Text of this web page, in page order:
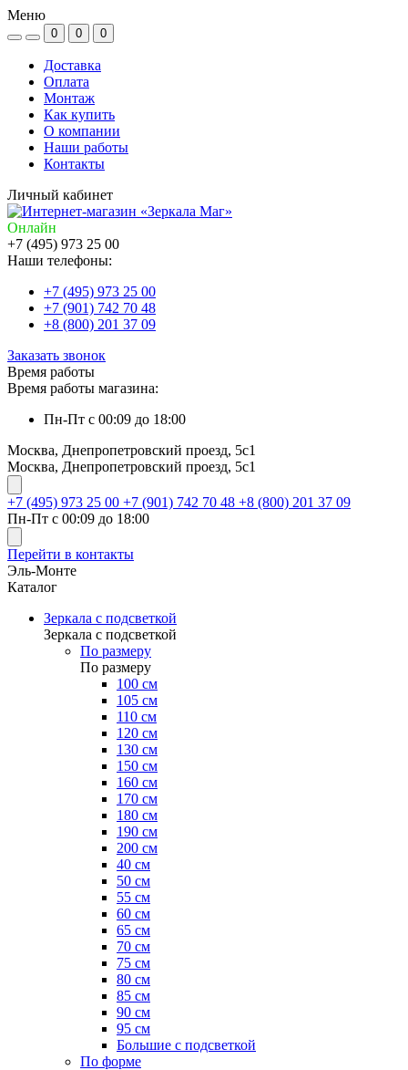
Меню
0 0 0
Доставка
Оплата
Монтаж
Как купить
О компании
Наши работы
Контакты
Личный кабинет
Онлайн
+7 (495) 973 25 00
Наши телефоны:
+7 (495) 973 25 00
+7 (901) 742 70 48
+8 (800) 201 37 09
Заказать звонок
Время работы
Время работы магазина:
Пн-Пт с 00:09 до 18:00
Москва, Днепропетровский проезд, 5с1
Москва, Днепропетровский проезд, 5с1
+7 (495) 973 25 00 +7 (901) 742 70 48 +8 (800) 201 37 09
Пн-Пт с 00:09 до 18:00
Перейти в контакты
Эль-Монте
Каталог
Зеркала с подсветкой
Зеркала с подсветкой
По размеру
По размеру
100 см
105 см
110 см
120 см
130 см
150 см
160 см
170 см
180 см
190 см
200 см
40 см
50 см
55 см
60 см
65 см
70 см
75 см
80 см
85 см
90 см
95 см
Большие с подсветкой
По форме